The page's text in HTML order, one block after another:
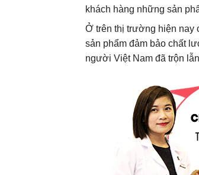
khách hàng những sản
Ở trên thị trường hiện nay
sản phẩm đảm bảo chất
người Việt Nam đã trộn